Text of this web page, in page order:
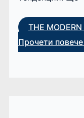
THE MODERN
Прочети повече